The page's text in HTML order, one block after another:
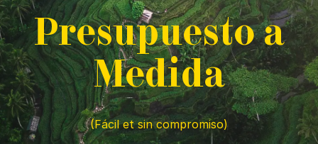
Presupuesto a
Medida
(Fácil et sin compromiso)